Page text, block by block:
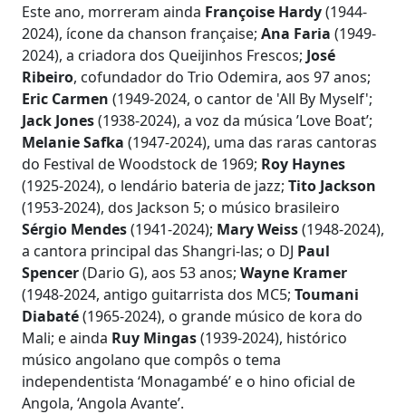
Este ano, morreram ainda Françoise Hardy(1944-
2024), ícone da chanson française; Ana Faria (1949-
2024), a criadora dos Queijinhos Frescos; José
Ribeiro, cofundador do Trio Odemira, aos 97 anos;
Eric Carmen (1949-2024, o cantor de 'All By Myself';
Jack Jones(1938-2024), a voz da música ’Love Boat’;
Melanie Safka (1947-2024), uma das raras cantoras
do Festival de Woodstock de 1969; Roy Haynes
(1925-2024), o lendário bateria de jazz; Tito Jackson
(1953-2024), dos Jackson 5; o músico brasileiro
Sérgio Mendes(1941-2024); Mary Weiss(1948-2024),
a cantora principal das Shangri-las; o DJ Paul
Spencer(Dario G), aos 53 anos; Wayne Kramer
(1948-2024, antigo guitarrista dos MC5; Toumani
Diabaté(1965-2024), o grande músico de kora do
Mali; e ainda Ruy Mingas(1939-2024), histórico
músico angolano que compôs o tema
independentista ‘Monagambé’ e o hino oficial de
Angola, ‘Angola Avante’.